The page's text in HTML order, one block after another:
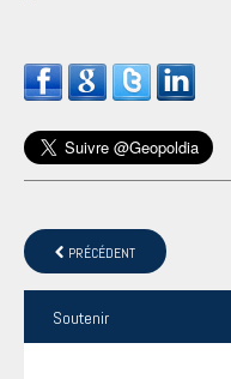
PRÉCÉDENT
Soutenir